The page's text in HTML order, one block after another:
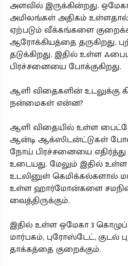
அளவில் இருக்கின்றது.
அமிலங்கள் அதிகம்
ஏற்படும் வீக்கங்களை
ஆரோக்கியத்தை தருகிறது.
தடுக்கிறது. இதில் உள்ள
பிரச்சனையை போக்குகிறது.
ஆளி விதைகளின் உடலுக்கு
நன்மைகள் என்ன?
ஆளி விதையில் உள்ள
ஆன்டி ஆக்ஸிடன்ட்டுகள் போல
நோய் பிரச்சனையை
உடையது. மேலும் இதில்
உடலினுள் கெமிக்கல்களால்
உள்ள ஹார்மோன்களை
வைத்திருக்கும்.
இதில் உள்ள ஒமேகா 3
மார்பகம், புரோஸ்டேட், குடல்
தாக்கத்தை குறைக்கும்.